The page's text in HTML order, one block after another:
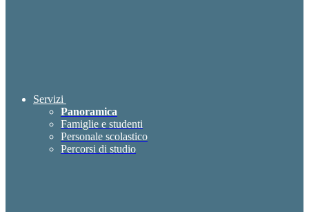
Servizi
Panoramica
Famiglie e studenti
Personale scolastico
Percorsi di studio